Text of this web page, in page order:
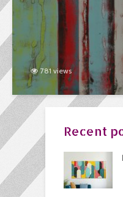
781 views
Recent